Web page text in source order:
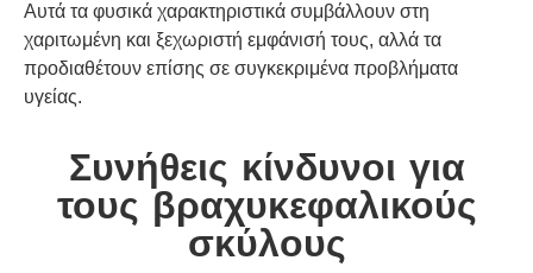
Αυτά τα φυσικά χαρακτηριστικά συμβάλλουν στη
χαριτωμένη και ξεχωριστή εμφάνισή τους, αλλά τα
προδιαθέτουν επίσης σε συγκεκριμένα προβλήματα
υγείας.
Συνήθεις κίνδυνοι για
τους βραχυκεφαλικούς
σκύλους